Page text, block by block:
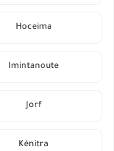
Hoceima
Imintanoute
Jorf
Kénitra